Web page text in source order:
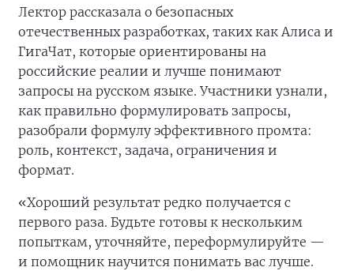
Лектор рассказала о безопасных
отечественных разработках, таких как Алиса и
ГигаЧат, которые ориентированы на
российские реалии и лучше понимают
запросы на русском языке. Участники узнали,
как правильно формулировать запросы,
разобрали формулу эффективного промта:
роль, контекст, задача, ограничения и
формат.
«Хороший результат редко получается с
первого раза. Будьте готовы к нескольким
попыткам, уточняйте, переформулируйте —
и помощник научится понимать вас лучше.